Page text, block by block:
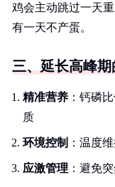
鸡会主动跳过一天
有一天不产蛋。
三、延长高峰
精准营养 ：钙磷
质
环境控制 ：温度
应激管理 ：避免